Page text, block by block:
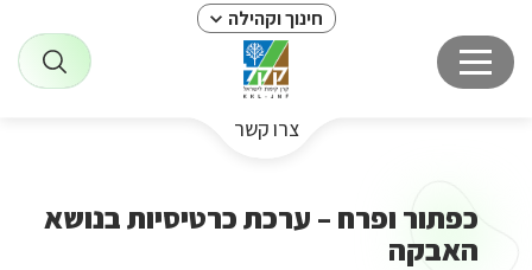
חינוך וקהילה
צרו קשר
כפתור ופרח – ערכת כרטיסיות בנושא
האבקה